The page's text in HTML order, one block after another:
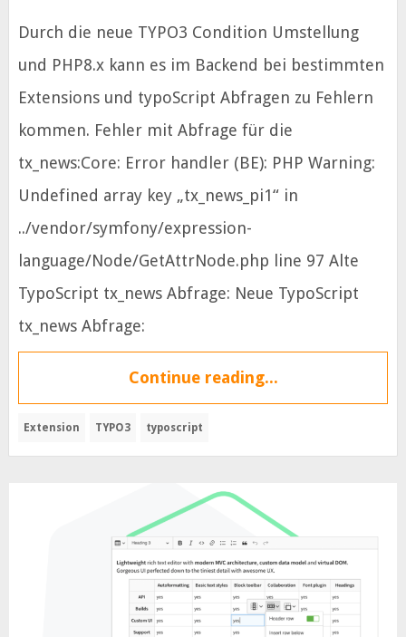
Durch die neue TYPO3 Condition Umstellung
und PHP8.x kann es im Backend bei bestimmten
Extensions und typoScript Abfragen zu Fehlern
kommen. Fehler mit Abfrage für die
tx_news:Core: Error handler (BE): PHP Warning:
Undefined array key „tx_news_pi1“ in
../vendor/symfony/expression-
language/Node/GetAttrNode.php line 97 Alte
TypoScript tx_news Abfrage: Neue TypoScript
tx_news Abfrage:
Continue reading...
Extension TYPO3 typoscript